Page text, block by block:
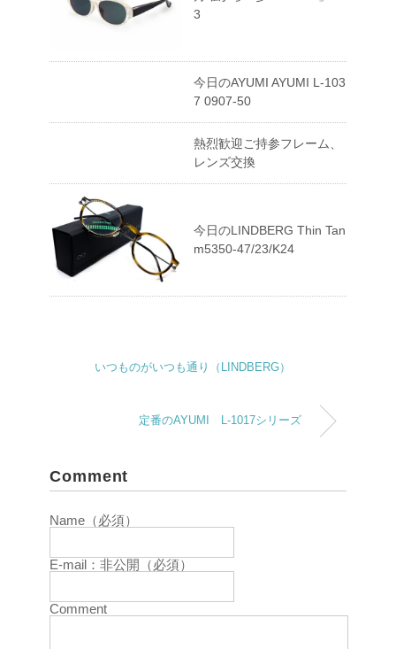
3
今日のAYUMI AYUMI L-103
7 0907-50
熱烈歓迎ご持参フレーム、
レンズ交換
今日のLINDBERG Thin Tan
m5350-47/23/K24
いつものがいつも通り（LINDBERG）
定番のAYUMI L-1017シリーズ
Comment
Name（必須）
E-mail：非公開（必須）
Comment